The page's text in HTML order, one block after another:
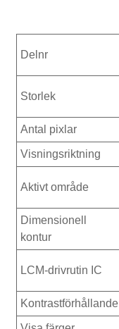
Delnr
Storlek
Antal pixlar
Visningsriktning
Aktivt område
Dimensionell
kontur
LCM-drivrutin IC
Kontrastförhållande